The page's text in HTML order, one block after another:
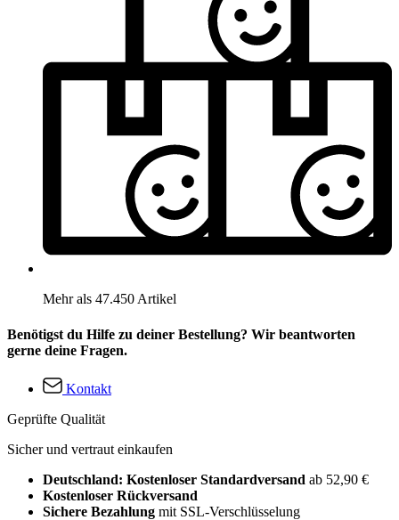
Mehr als 47.450 Artikel
Benötigst du Hilfe zu deiner Bestellung? Wir beantworten
gerne deine Fragen.
Kontakt
Geprüfte Qualität
Sicher und vertraut einkaufen
Deutschland: Kostenloser Standardversand ab 52,90 €
Kostenloser Rückversand
Sichere Bezahlung mit SSL-Verschlüsselung